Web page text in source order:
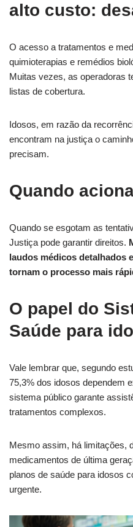
alto custo:
O acesso a tratamentos e
quimioterapias e remédios
Muitas vezes, as operadoras
listas de cobertura.
Idosos, em razão da
encontram na justiça o
precisam.
Quando
Quando se esgotam as
Justiça pode garantir direitos.
laudos médicos detalhados
tornam o processo mais
O papel do
Saúde para
Vale lembrar que, segundo
75,3% dos idosos dependem
sistema público garante
tratamentos complexos.
Mesmo assim, há limitações,
medicamentos de última
planos de saúde para idosos
urgente.